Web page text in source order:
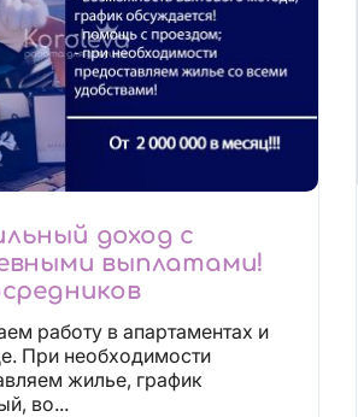
доход с
выплатами!
работу в апартаментах и
жилье, график
во...